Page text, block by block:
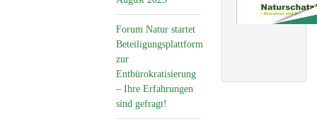
Forum Natur startet
Beteiligungsplattform
zur
Entbürokratisierung
– Ihre Erfahrungen
sind gefragt!